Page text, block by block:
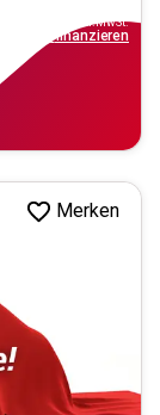
inkl.MwSt.
finanzieren
Merken